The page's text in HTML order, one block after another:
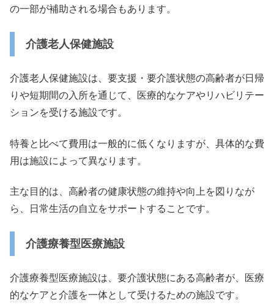
の一部が補助される場合もあります。
介護老人保健施設
介護老人保健施設は、要支援・要介護状態の高齢者が日帰
りや短期間の入所を通じて、医療的なケアやリハビリテー
ションを受ける施設です。
特養と比べて費用は一般的に低くなりますが、具体的な費
用は施設によって異なります。
主な目的は、高齢者の健康状態の維持や向上を図りなが
ら、日常生活の自立をサポートすることです。
介護療養型医療施設
介護療養型医療施設は、要介護状態にある高齢者が、医療
的なケアと介護を一体として受けるための施設です。